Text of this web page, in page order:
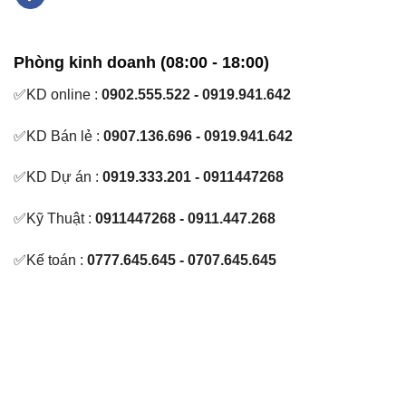
Phòng kinh doanh (08:00 - 18:00)
✅KD online : 0902.555.522 - 0919.941.642
✅KD Bán lẻ : 0907.136.696 - 0919.941.642
✅KD Dự án : 0919.333.201 - 0911447268
✅Kỹ Thuật : 0911447268 - 0911.447.268
✅Kế toán : 0777.645.645 - 0707.645.645